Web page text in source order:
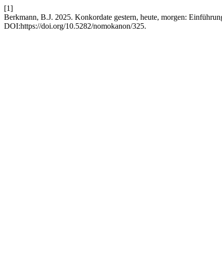
[1]
Berkmann, B.J. 2025. Konkordate gestern, heute, morgen:
DOI:https://doi.org/10.5282/nomokanon/325.